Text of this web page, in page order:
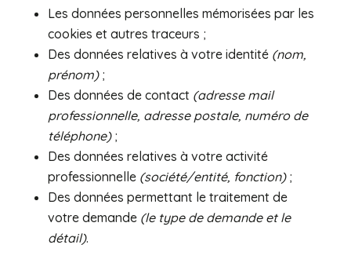
Les données personnelles mémorisées par les
cookies et autres traceurs ;
Des données relatives à votre identité (nom,
prénom);
Des données de contact (adresse mail
professionnelle, adresse postale, numéro de
téléphone);
Des données relatives à votre activité
professionnelle(société/entité, fonction);
Des données permettant le traitement de
votre demande (le type de demande et le
détail).